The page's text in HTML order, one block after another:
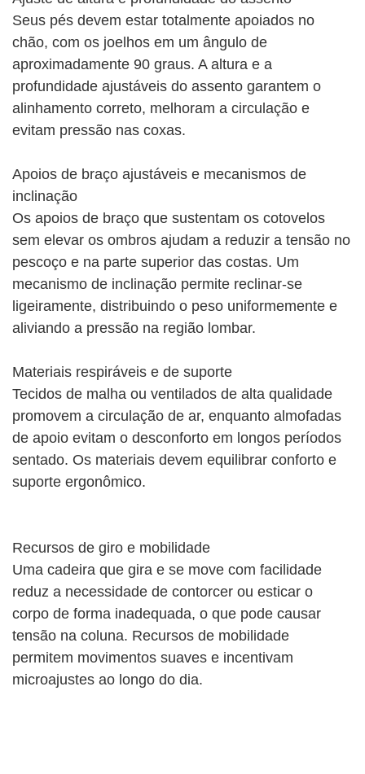
Seus pés devem estar totalmente apoiados no
chão, com os joelhos em um ângulo de
aproximadamente 90 graus. A altura e a
profundidade ajustáveis ​​do assento garantem o
alinhamento correto, melhoram a circulação e
evitam pressão nas coxas.
Apoios de braço ajustáveis ​​e mecanismos de
inclinação
Os apoios de braço que sustentam os cotovelos
sem elevar os ombros ajudam a reduzir a tensão no
pescoço e na parte superior das costas. Um
mecanismo de inclinação permite reclinar-se
ligeiramente, distribuindo o peso uniformemente e
aliviando a pressão na região lombar.
Materiais respiráveis ​​e de suporte
Tecidos de malha ou ventilados de alta qualidade
promovem a circulação de ar, enquanto almofadas
de apoio evitam o desconforto em longos períodos
sentado. Os materiais devem equilibrar conforto e
suporte ergonômico.
Recursos de giro e mobilidade
Uma cadeira que gira e se move com facilidade
reduz a necessidade de contorcer ou esticar o
corpo de forma inadequada, o que pode causar
tensão na coluna. Recursos de mobilidade
permitem movimentos suaves e incentivam
microajustes ao longo do dia.